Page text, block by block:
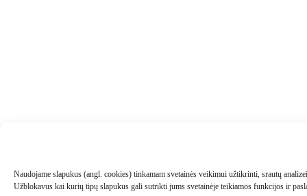
Naudojame slapukus (angl. cookies) tinkamam svetainės veikimui užtikrinti, srautų
Užblokavus kai kurių tipų slapukus gali sutrikti jums svetainėje teikiamos funkcijos ir